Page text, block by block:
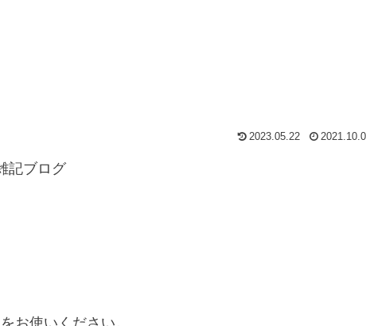
2023.05.22
記ブログ
お使いください。